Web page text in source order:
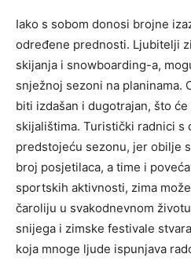
Iako s sobom donosi brojne
određene prednosti. Ljubitelji
skijanja i snowboarding-a,
snježnoj sezoni na planinama.
biti izdašan i dugotrajan, što
skijalištima. Turistički radnici s
predstojeću sezonu, jer obilje
broj posjetilaca, a time i
sportskih aktivnosti, zima
čaroliju u svakodnevnom
snijega i zimske festivale
koja mnoge ljude ispunjava